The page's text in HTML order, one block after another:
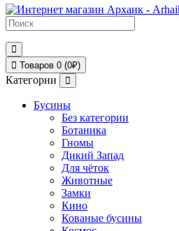
Товаров 0 (0₽)
Категории
Бусины
Без категории
Ботаника
Гномы
Дикий Запад
Для чёток
Животные
Замки
Кино
Кованые бусины